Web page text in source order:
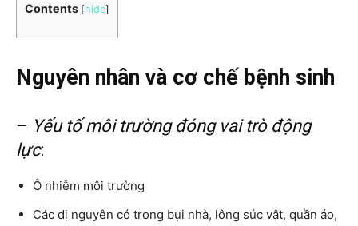
Contents [hide]
Nguyên nhân và cơ chế bệnh sinh
– Yếu tố môi trường đóng vai trò động
lực:
Ô nhiễm môi trường
Các dị nguyên có trong bụi nhà, lông súc vật, quần áo,